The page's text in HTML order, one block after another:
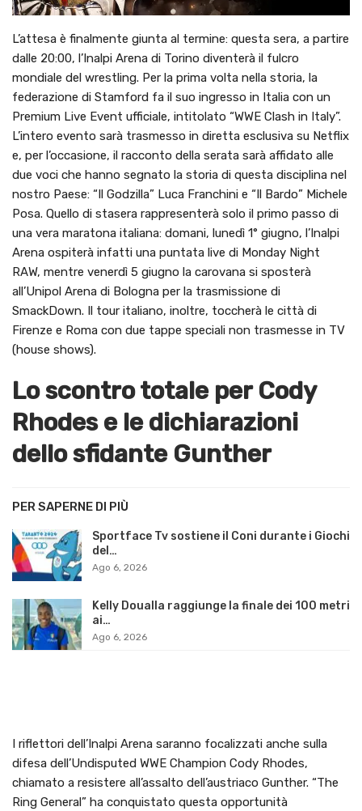
L’attesa è finalmente giunta al termine: questa sera, a partire
dalle 20:00, l’Inalpi Arena di Torino diventerà il fulcro
mondiale del wrestling. Per la prima volta nella storia, la
federazione di Stamford fa il suo ingresso in Italia con un
Premium Live Event ufficiale, intitolato “WWE Clash in Italy”.
L’intero evento sarà trasmesso in diretta esclusiva su Netflix
e, per l’occasione, il racconto della serata sarà affidato alle
due voci che hanno segnato la storia di questa disciplina nel
nostro Paese: “Il Godzilla” Luca Franchini e “Il Bardo” Michele
Posa. Quello di stasera rappresenterà solo il primo passo di
una vera maratona italiana: domani, lunedì 1° giugno, l’Inalpi
Arena ospiterà infatti una puntata live di Monday Night
RAW, mentre venerdì 5 giugno la carovana si sposterà
all’Unipol Arena di Bologna per la trasmissione di
SmackDown. Il tour italiano, inoltre, toccherà le città di
Firenze e Roma con due tappe speciali non trasmesse in TV
(house shows).
Lo scontro totale per Cody
Rhodes e le dichiarazioni
dello sfidante Gunther
PER SAPERNE DI PIÙ
Sportface Tv sostiene il Coni durante i Giochi
del…
Ago 6, 2026
Kelly Doualla raggiunge la finale dei 100 metri
ai…
Ago 6, 2026
I riflettori dell’Inalpi Arena saranno focalizzati anche sulla
difesa dell’Undisputed WWE Champion Cody Rhodes,
chiamato a resistere all’assalto dell’austriaco Gunther. “The
Ring General” ha conquistato questa opportunità